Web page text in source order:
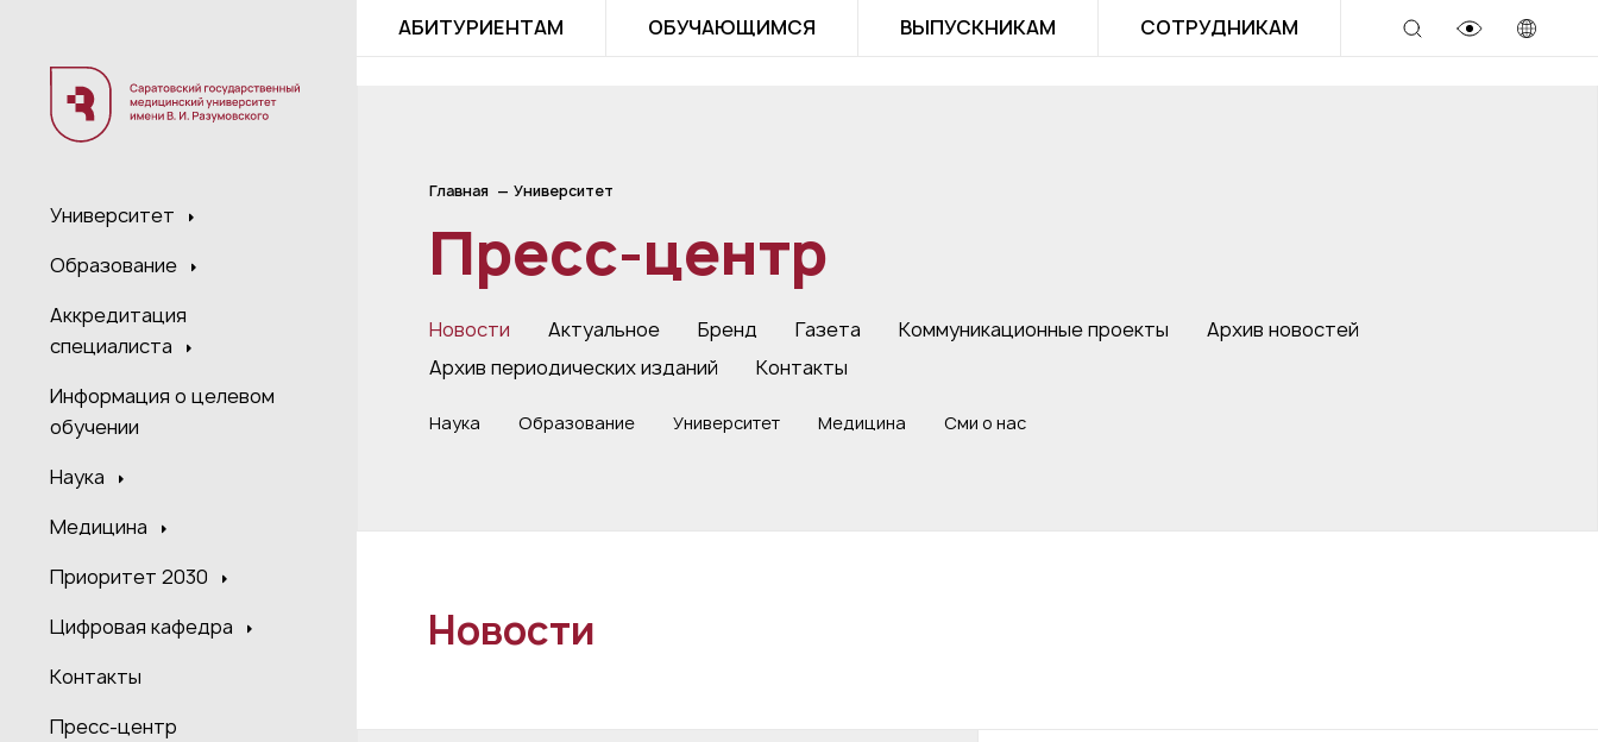
Университет
Образование
Аккредитация
специалиста
Информация о целевом
обучении
Наука
Медицина
Приоритет 2030
Цифровая кафедра
Контакты
Пресс-центр
АБИТУРИЕНТАМ ОБУЧАЮЩИМСЯ ВЫПУСКНИКАМ СОТРУДНИКАМ
Главная Университет
Пресс-центр
Новости Актуальное Бренд Газета Коммуникационные проекты
Архив новостей
Архив периодических изданий
Контакты
Наука Образование Университет Медицина Сми о нас
Новости